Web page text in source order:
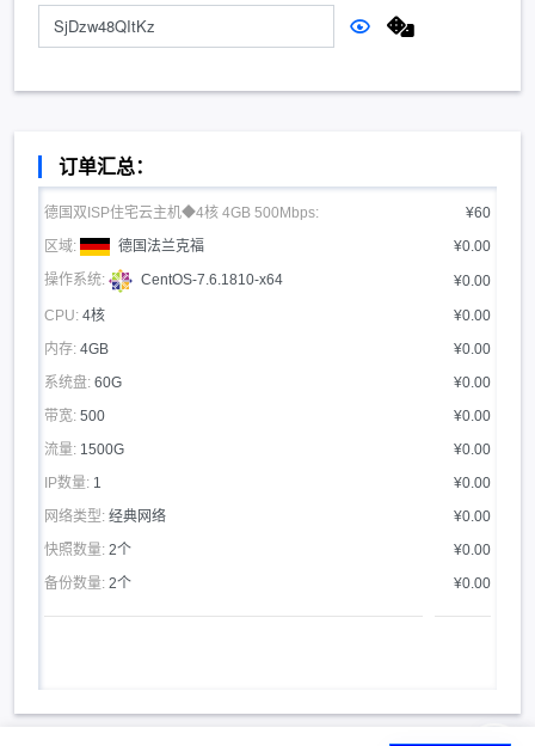
订单汇总：
德国双ISP住宅云主机◆4核 4GB 500Mbps:
¥60
区域:
德国法兰克福 ¥0.00
操作系统: CentOS-7.6.1810-x64 ¥0.00
CPU: 4核
¥0.00
内存: 4GB
¥0.00
系统盘: 60G
¥0.00
带宽: 500
¥0.00
流量: 1500G
¥0.00
IP数量: 1
¥0.00
网络类型: 经典网络
¥0.00
快照数量: 2个
¥0.00
备份数量: 2个 ¥0.00